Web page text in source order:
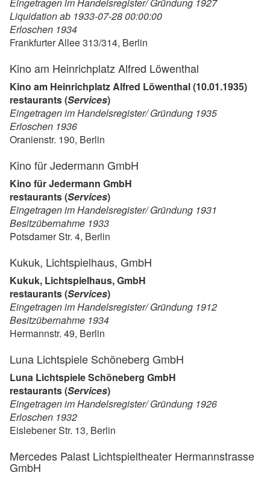
Liquidation ab 1933-07-28 00:00:00
Erloschen 1934
Frankfurter Allee 313/314, Berlin
Kino am Heinrichplatz Alfred Löwenthal
Kino am Heinrichplatz Alfred Löwenthal (10.01.1935)
restaurants (Services)
Eingetragen im Handelsregister/ Gründung 1935
Erloschen 1936
Oranienstr. 190, Berlin
Kino für Jedermann GmbH
Kino für Jedermann GmbH
restaurants (Services)
Eingetragen im Handelsregister/ Gründung 1931
Besitzübernahme 1933
Potsdamer Str. 4, Berlin
Kukuk, Lichtspielhaus, GmbH
Kukuk, Lichtspielhaus, GmbH
restaurants (Services)
Eingetragen im Handelsregister/ Gründung 1912
Besitzübernahme 1934
Hermannstr. 49, Berlin
Luna Lichtspiele Schöneberg GmbH
Luna Lichtspiele Schöneberg GmbH
restaurants (Services)
Eingetragen im Handelsregister/ Gründung 1926
Erloschen 1932
Eislebener Str. 13, Berlin
Mercedes Palast Lichtspieltheater Hermannstrasse
GmbH